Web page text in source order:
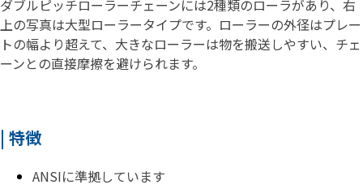
ダブルピッチローラーチェーンには2種類のローラがあり、右
上の写真は大型ローラータイプです。ローラーの外径はプレー
トの幅より超えて、大きなローラーは物を搬送しやすい、チェ
ーンとの直接摩擦を避けられます。
| 特徴
ANSIに準拠しています